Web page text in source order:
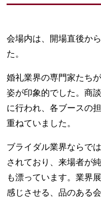
会場内は、開場直後か
た。
婚礼業界の専門家たち
姿が印象的でした。商
に行われ、各ブースの
重ねていました。
ブライダル業界ならで
されており、来場者が
も漂っています。業界
感じさせる、品のある会